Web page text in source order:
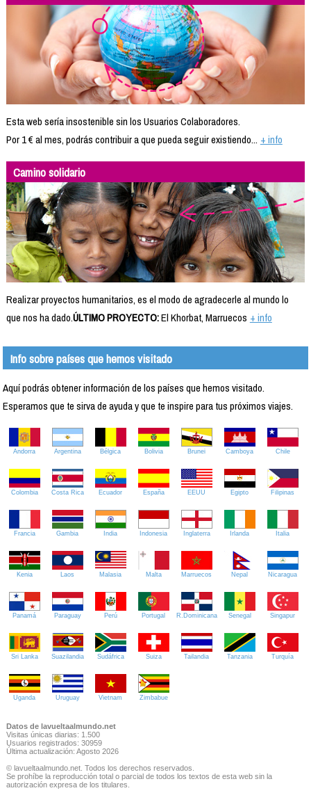
Esta web sería insostenible sin los Usuarios Colaboradores.
Por 1 € al mes, podrás contribuir a que pueda seguir existiendo... + info
Camino solidario
Realizar proyectos humanitarios, es el modo de agradecerle al mundo lo
que nos ha dado.ÚLTIMO PROYECTO:El Khorbat, Marruecos + info
Info sobre países que hemos visitado
Aquí podrás obtener información de los países que hemos visitado.
Esperamos que te sirva de ayuda y que te inspire para tus próximos viajes.
Andorra Argentina Bélgica Bolivia Brunei Camboya Chile
Colombia Costa Rica Ecuador España EEUU Egipto Filipinas
Francia Gambia India Indonesia Inglaterra Irlanda Italia
Kenia Laos Malasia Malta Marruecos Nepal Nicaragua
Panamá Paraguay Perú Portugal R.Dominicana Senegal Singapur
Sri Lanka Suazilandia Sudáfrica Suiza Tailandia Tanzania Turquía
Uganda Uruguay Vietnam Zimbabue
Datos de lavueltaalmundo.net
Visitas únicas diarias: 1.500
Usuarios registrados: 30959
Última actualización: Agosto 2026
© lavueltaalmundo.net. Todos los derechos reservados.
Se prohíbe la reproducción total o parcial de todos los textos de esta web sin la
autorización expresa de los titulares.